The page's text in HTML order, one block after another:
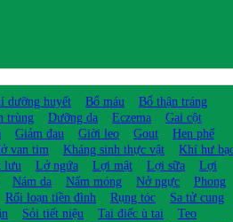
dưỡng huyết Bổ máu
Bổ thận tráng
trùng Dưỡng da Eczema
Gai cột
Giảm đau Giời leo Gout
Hen phế
van tim Kháng sinh thực vật
Khí hư
lưu Lở ngứa Lợi mật Lợi sữa
Lợi
Nám da Nấm móng Nở ngực
Phong
Rối loạn tiền đình Rụng tóc Sa tử cung
Sỏi tiết niệu Tai điếc ù tai
Teo